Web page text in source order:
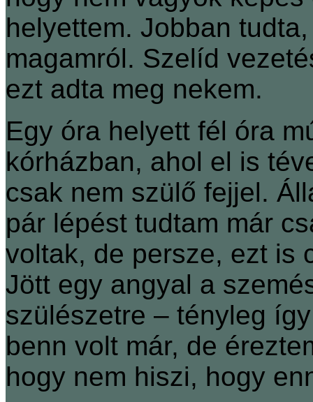
helyettem. Jobban
magamról. Szelíd
ezt adta meg nekem.
Egy óra helyett fél óra
kórházban, ahol el is
csak nem szülő fejjel.
pár lépést tudtam már
voltak, de persze, ezt is
Jött egy angyal a
szülészetre – tényleg
benn volt már, de
hogy nem hiszi, hogy